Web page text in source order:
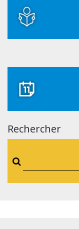
Rechercher